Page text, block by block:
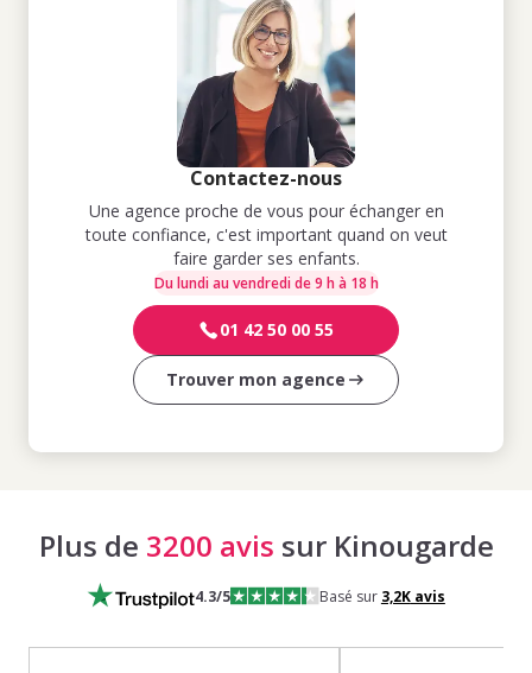
Contactez-nous
Une agence proche de vous pour échanger en
toute confiance, c'est important quand on veut
faire garder ses enfants.
Du lundi au vendredi de 9 h à 18 h
01 42 50 00 55
Trouver mon agence
Plus de 3200 avis sur Kinougarde
4.3/5 Basé sur 3,2Kavis